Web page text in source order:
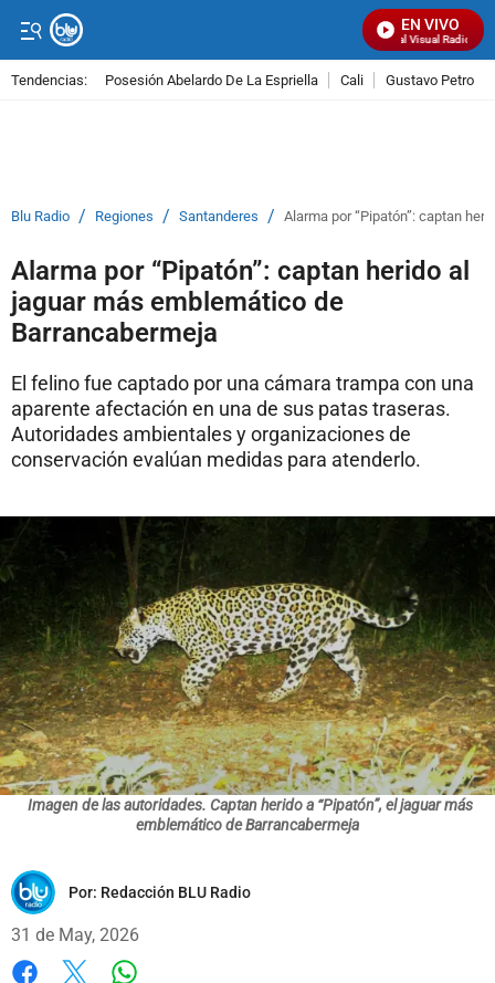
EN VIVO
Señal Visual Radio
Tendencias: Posesión Abelardo De La Espriella Cali Gustavo Petro
Blu Radio / Regiones / Santanderes / Alarma por “Pipatón”: captan
Alarma por “Pipatón”: captan herido al
jaguar más emblemático de
Barrancabermeja
El felino fue captado por una cámara trampa con una
aparente afectación en una de sus patas traseras.
Autoridades ambientales y organizaciones de
conservación evalúan medidas para atenderlo.
Imagen de las autoridades. Captan herido a “Pipatón”, el jaguar más
emblemático de Barrancabermeja
Por: Redacción BLU Radio
31 de May, 2026